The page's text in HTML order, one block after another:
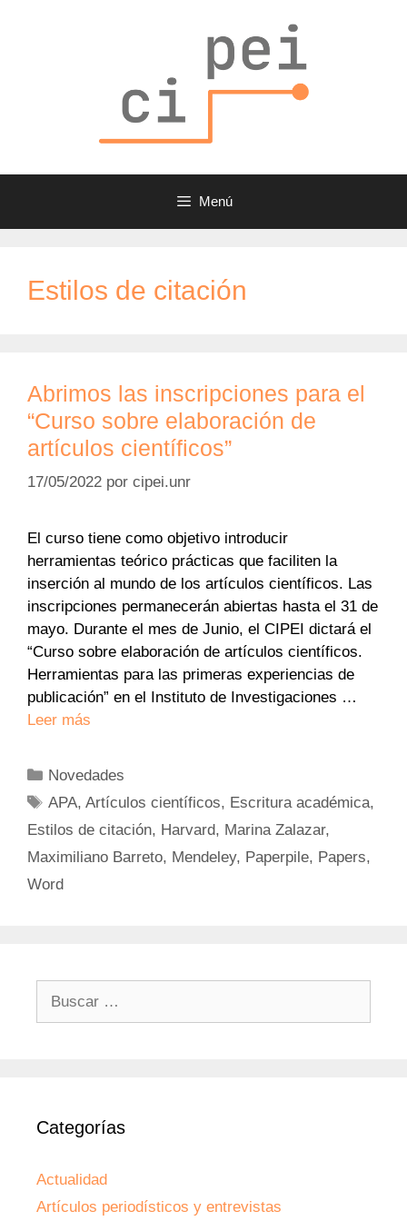
Menú
Estilos de citación
Abrimos las inscripciones para el
“Curso sobre elaboración de
artículos científicos”
17/05/2022 por cipei.unr
El curso tiene como objetivo introducir
herramientas teórico prácticas que faciliten la
inserción al mundo de los artículos científicos. Las
inscripciones permanecerán abiertas hasta el 31 de
mayo. Durante el mes de Junio, el CIPEI dictará el
“Curso sobre elaboración de artículos científicos.
Herramientas para las primeras experiencias de
publicación” en el Instituto de Investigaciones …
Leer más
Categorías
Novedades
Etiquetas
APA,Artículos científicos, Escritura académica,
Estilos de citación, Harvard, Marina Zalazar,
Maximiliano Barreto, Mendeley, Paperpile, Papers,
Word
Categorías
Actualidad
Artículos periodísticos y entrevistas